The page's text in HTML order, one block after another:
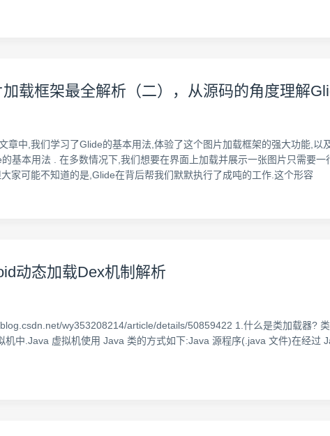
载框架最全解析（二），从源码的角度理解
章中,我们学习了Glide的基本用法,体验了这个图片加载框架的强大功能,
基本用法 . 在多数情况下,我们想要在界面上加载并展示一张图片只需要
家可能不知道的是,Glide在背后帮我们默默执行了成吨的工作.这个形容
动态加载Dex机制解析
wy353208214/article/details/50859422 1.什么是类加载器?
机中.Java 虚拟机使用 Java 类的方式如下:Java 源程序(.java 文件)在经